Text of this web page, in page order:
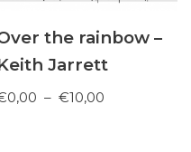
the rainbow –
Jarrett
0,00 – €10,00